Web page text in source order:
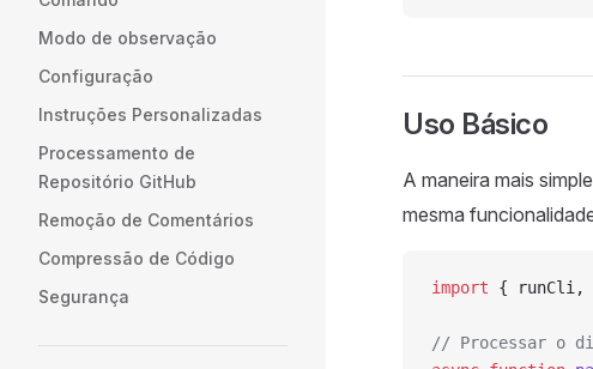
Modo de observação
Configuração
Instruções Personalizadas
Processamento de
Repositório GitHub
Remoção de Comentários
Compressão de Código
Segurança
Uso Básico
A maneira mais
mesma
import { runCli,
// Processar o